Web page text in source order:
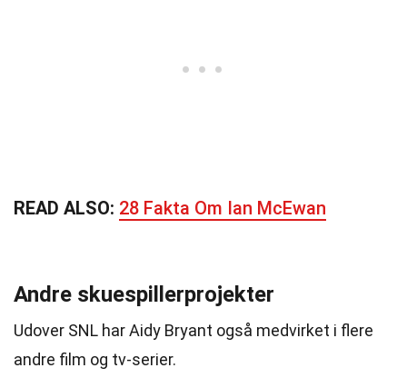
READ ALSO: 28 Fakta Om Ian McEwan
Andre skuespillerprojekter
Udover SNL har Aidy Bryant også medvirket i flere
andre film og tv-serier.